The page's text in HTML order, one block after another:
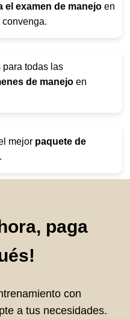
el examen de manejo en
para todas las
de manejo en
mejor paquete de
paga
con
a tus necesidades.